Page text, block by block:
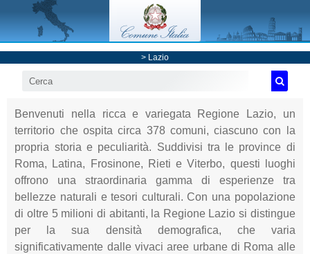
> Lazio
Benvenuti nella ricca e variegata Regione Lazio, un
territorio che ospita circa 378 comuni, ciascuno con la
propria storia e peculiarità. Suddivisi tra le province di
Roma, Latina, Frosinone, Rieti e Viterbo, questi luoghi
offrono una straordinaria gamma di esperienze tra
bellezze naturali e tesori culturali. Con una popolazione
di oltre 5 milioni di abitanti, la Regione Lazio si distingue
per la sua densità demografica, che varia
significativamente dalle vivaci aree urbane di Roma alle